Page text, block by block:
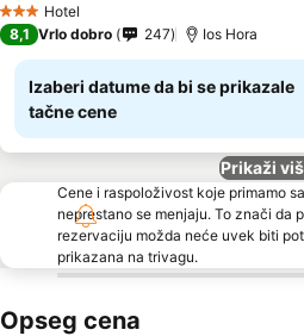
3 Zvezdice
Hotel
8,1 Vrlo dobro 247 Ios Hora
Izaberi datume da bi se prikazale
tačne cene
Prikaži
Cene i raspoloživost koje primamo
neprestano se menjaju. To znači da
rezervaciju možda neće uvek biti
prikazana na trivagu.
Opseg cena